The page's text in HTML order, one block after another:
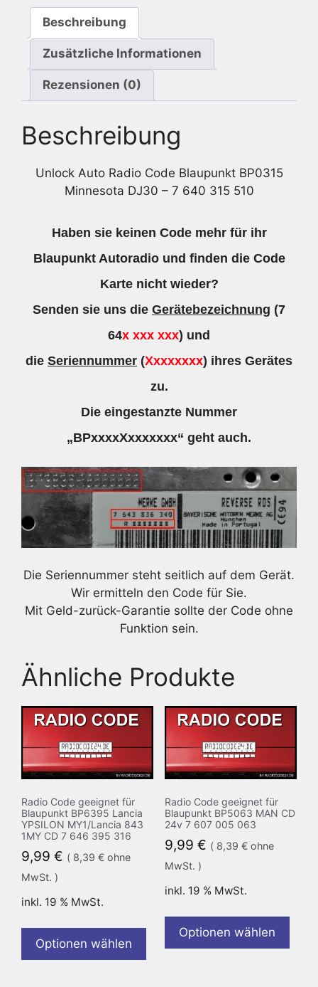
640
Menge
Beschreibung
Zusätzliche Informationen
Rezensionen (0)
Beschreibung
Unlock Auto Radio Code Blaupunkt BP0315
Minnesota DJ30 – 7 640 315 510
Haben sie keinen Code mehr für ihr
Blaupunkt Autoradio und finden die Code
Karte nicht wieder?
Senden sie uns die Gerätebezeichnung (7
64x xxx xxx) und
die Seriennummer (Xxxxxxxx) ihres Gerätes
zu.
Die eingestanzte Nummer
„BPxxxxXxxxxxxx“ geht auch.
Die Seriennummer steht seitlich auf dem Gerät.
Wir ermitteln den Code für Sie.
Mit Geld-zurück-Garantie sollte der Code ohne
Funktion sein.
Ähnliche Produkte
Radio Code geeignet für
Blaupunkt BP6395 Lancia
YPSILON MY1/Lancia 843
1MY CD 7 646 395 316
9,99 € ( 8,39 € ohne
MwSt. )
inkl. 19 % MwSt.
Optionen wählen
Radio Code geeignet für
Blaupunkt BP5063 MAN CD
24v 7 607 005 063
9,99 € ( 8,39 €ohne
MwSt. )
inkl. 19 % MwSt.
Optionen wählen